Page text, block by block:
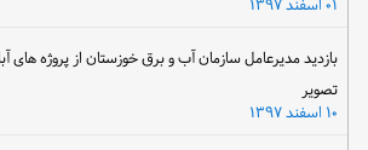
بازدید مدیرعامل سازمان آب و برق خوزستان از پروژه های
تصویر